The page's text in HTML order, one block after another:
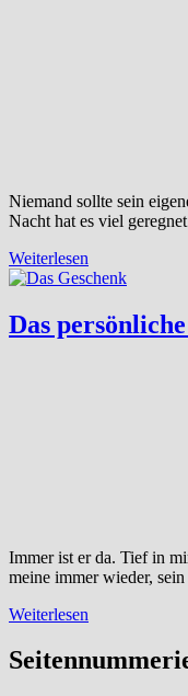
Niemand sollte sein
Nacht hat es viel
Weiterlesen
Das
Immer ist er da. Tief in
meine immer wieder,
Weiterlesen